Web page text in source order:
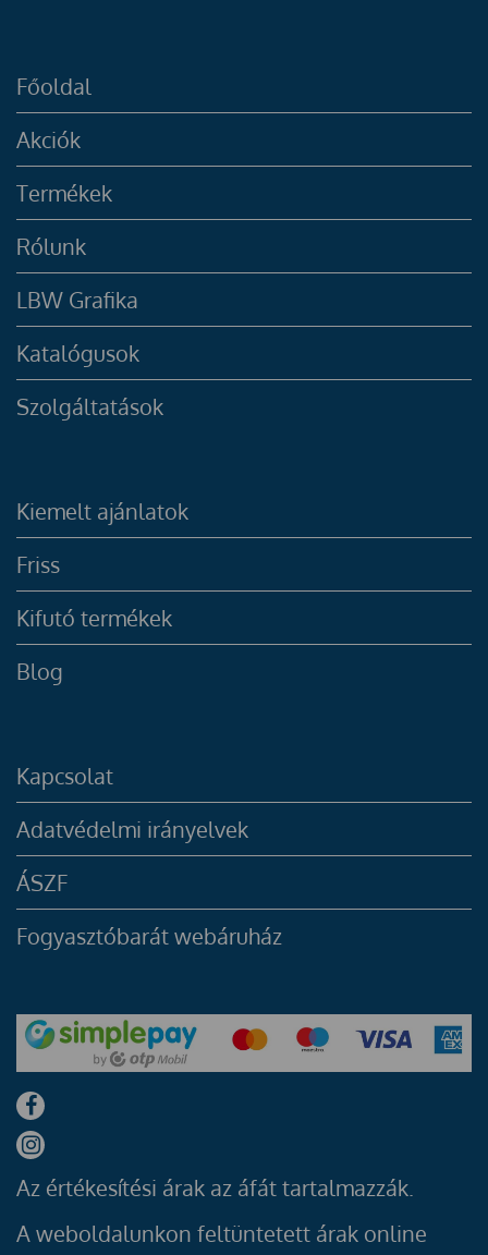
Főoldal
Akciók
Termékek
Rólunk
LBW Grafika
Katalógusok
Szolgáltatások
Kiemelt ajánlatok
Friss
Kifutó termékek
Blog
Kapcsolat
Adatvédelmi irányelvek
ÁSZF
Fogyasztóbarát webáruház
Az értékesítési árak az áfát tartalmazzák.
A weboldalunkon feltüntetett árak online